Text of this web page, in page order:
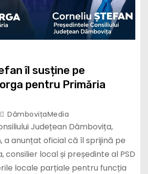
îl susține pe
pentru Primăria
DâmbovițaMedia
Județean Dâmbovița,
a anunțat oficial că îl sprijină pe
consilier local și președinte al PSD
locale parțiale pentru funcția